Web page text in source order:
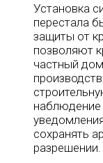
Установка
перестала
защиты от
позволяют
частный
наблюдение
сохранять
разрешении.